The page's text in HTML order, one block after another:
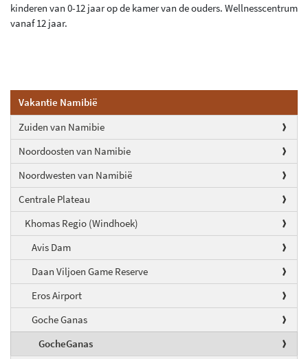
Vakantie Namibië
Zuiden van Namibie
Noordoosten van Namibie
Noordwesten van Namibië
Centrale Plateau
Khomas Regio (Windhoek)
Avis Dam
Daan Viljoen Game Reserve
Eros Airport
Goche Ganas
GocheGanas
kinderen van 0-12 jaar op de kamer van de ouders. Wellnesscentrum
vanaf 12 jaar.